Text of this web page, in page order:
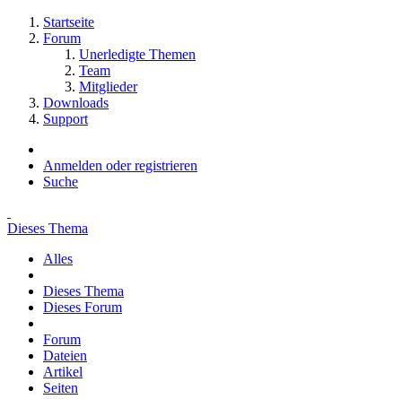
Startseite
Forum
Unerledigte Themen
Team
Mitglieder
Downloads
Support
Anmelden oder registrieren
Suche
Dieses Thema
Alles
Dieses Thema
Dieses Forum
Forum
Dateien
Artikel
Seiten